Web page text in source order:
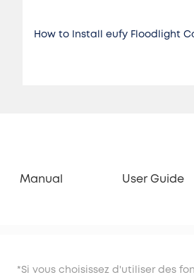
How to Install eufy Floodlight
Manual User Guide
*Si vous choisissez d'utiliser des